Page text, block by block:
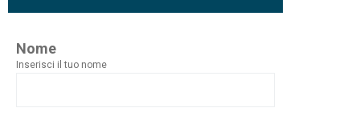
Nome
Inserisci il tuo nome